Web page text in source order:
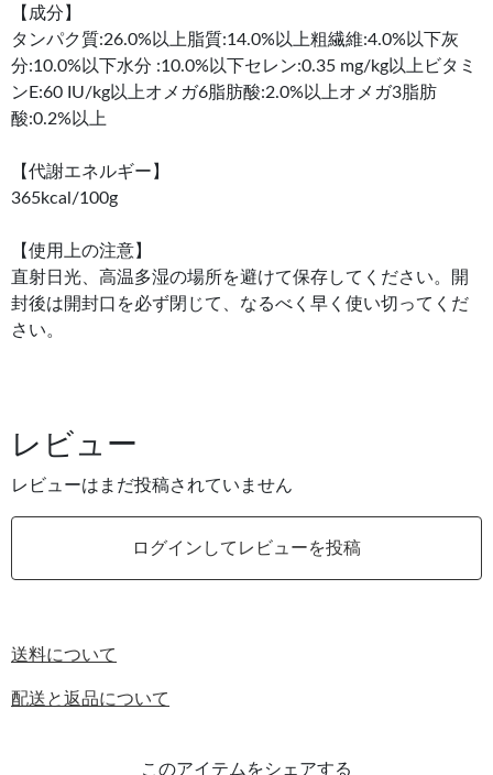
【成分】
タンパク質:26.0%以上脂質:14.0%以上粗繊維:4.0%以下灰
分:10.0%以下水分 :10.0%以下セレン:0.35 mg/kg以上ビタミ
ンE:60 IU/kg以上オメガ6脂肪酸:2.0%以上オメガ3脂肪
酸:0.2%以上
【代謝エネルギー】
365kcal/100g
【使用上の注意】
直射日光、高温多湿の場所を避けて保存してください。開
封後は開封口を必ず閉じて、なるべく早く使い切ってくだ
さい。
レビュー
レビューはまだ投稿されていません
ログインしてレビューを投稿
送料について
配送と返品について
このアイテムをシェアする